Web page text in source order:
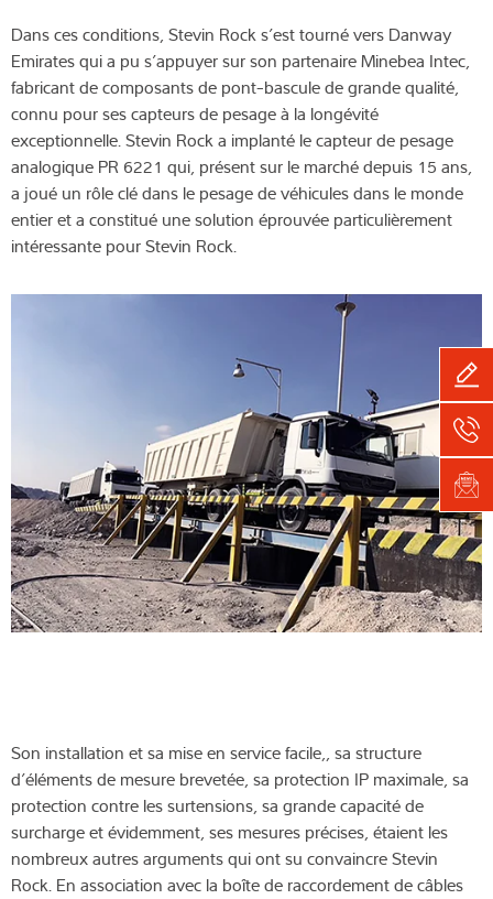
Dans ces conditions, Stevin Rock s’est tourné vers Danway
Emirates qui a pu s’appuyer sur son partenaire Minebea Intec,
fabricant de composants de pont-bascule de grande qualité,
connu pour ses capteurs de pesage à la longévité
exceptionnelle. Stevin Rock a implanté le capteur de pesage
analogique PR 6221 qui, présent sur le marché depuis 15 ans,
a joué un rôle clé dans le pesage de véhicules dans le monde
entier et a constitué une solution éprouvée particulièrement
intéressante pour Stevin Rock.
Son installation et sa mise en service facile,, sa structure
d’éléments de mesure brevetée, sa protection IP maximale, sa
protection contre les surtensions, sa grande capacité de
surcharge et évidemment, ses mesures précises, étaient les
nombreux autres arguments qui ont su convaincre Stevin
Rock. En association avec la boîte de raccordement de câbles